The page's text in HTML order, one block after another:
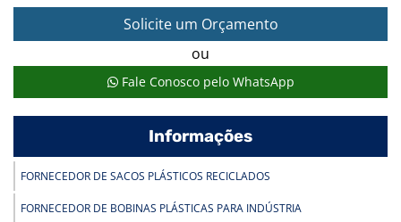
Solicite um Orçamento
ou
Fale Conosco pelo WhatsApp
Informações
FORNECEDOR DE SACOS PLÁSTICOS RECICLADOS
FORNECEDOR DE BOBINAS PLÁSTICAS PARA INDÚSTRIA